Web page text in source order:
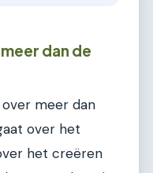
dan de
meer dan
over het
het creëren